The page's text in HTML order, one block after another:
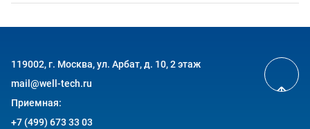
119002, г. Москва, ул. Арбат, д. 10, 2 этаж
mail@well-tech.ru
Приемная:
+7 (499) 673 33 03